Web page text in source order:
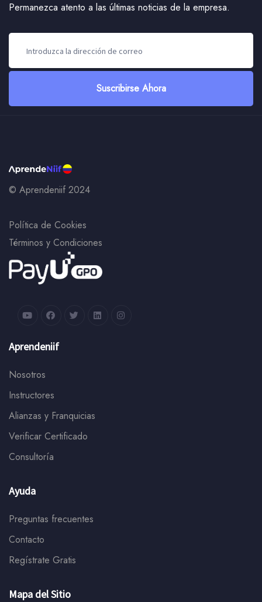
Permanezca atento a las últimas noticias de la empresa.
Suscribirse Ahora
© Aprendeniif 2024
Política de Cookies
Términos y Condiciones
Aprendeniif
Nosotros
Instructores
Alianzas y Franquicias
Verificar Certificado
Consultoría
Ayuda
Preguntas frecuentes
Contacto
Regístrate Gratis
Mapa del Sitio